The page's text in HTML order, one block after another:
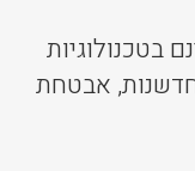
בטכנולוגיות
אבטחת